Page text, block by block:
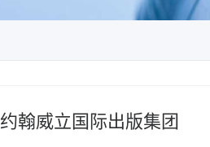
约翰威立国际出版集团